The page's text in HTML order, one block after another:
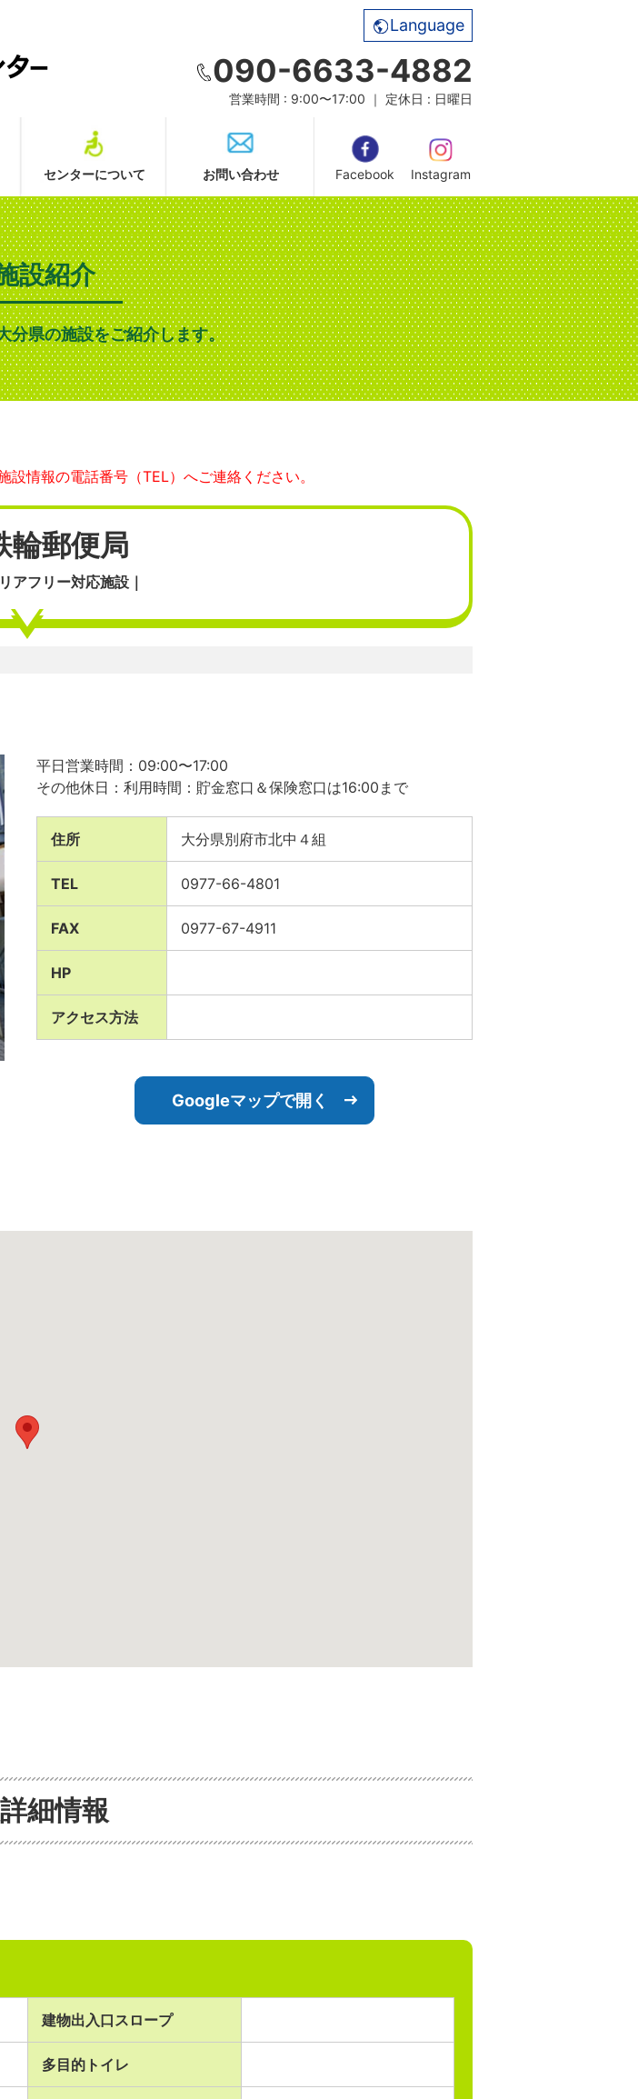
Language
090-6633-4882
営業時間 : 9:00〜17:00 ｜ 定休日 : 日曜日
センターについて お問い合わせ Facebook Instagram
設紹介
分県の施設をご紹介します。
情報の電話番号（TEL）へご連絡ください。
輪郵便局
アフリー対応施設｜
平日営業時間：09:00〜17:00
その他休日：利用時間：貯金窓口＆保険窓口は16:00まで
住所 大分県別府市北中４組
TEL 0977-66-4801
FAX 0977-67-4911
HP
アクセス方法
Googleマップで開く
細情報
建物出入口スロープ
多目的トイレ